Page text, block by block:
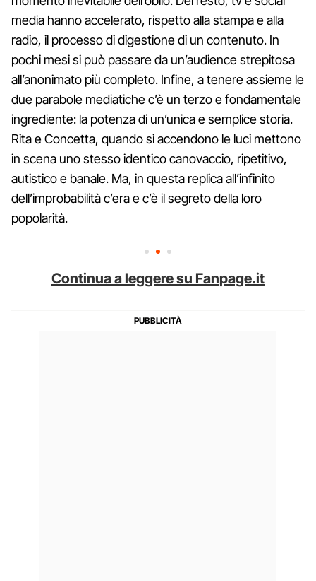
media hanno accelerato, rispetto alla stampa e alla
radio, il processo di digestione di un contenuto. In
pochi mesi si può passare da un’audience strepitosa
all’anonimato più completo. Infine, a tenere assieme le
due parabole mediatiche c’è un terzo e fondamentale
ingrediente: la potenza di un’unica e semplice storia.
Rita e Concetta, quando si accendono le luci mettono
in scena uno stesso identico canovaccio, ripetitivo,
autistico e banale. Ma, in questa replica all’infinito
dell’improbabilità c’era e c’è il segreto della loro
popolarità.
Continua a leggere su Fanpage.it